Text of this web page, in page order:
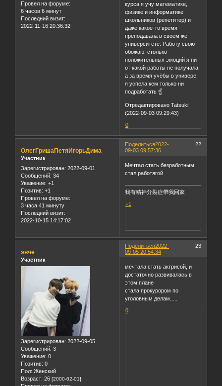
Провел на форуме:
6 часов 6 минут
Последний визит:
2022-11-16 20:36:32
курса я учу математике,
физике и информатике
школьников (репетитор) и
даже какое-то время
преподавала в своем же
университете. Работу свою
обожаю, столько
положительных эмоций я ни
от какой работы не получала,
а за время учёбы в универе,
я успела кем только ни
подработать ☝️
Отредактировано Tatsuki
(2022-09-03 09:29:43)
0
Поделиться 22
2022-
09-03 09:57:36
ОлегГришаПетяИгорьДима
Участник
Зарегистрирован: 2022-09-01
Сообщений: 34
Уважение: +1
Позитив: +1
Провел на форуме:
3 часа 41 минуту
Последний визит:
2022-10-15 14:17:02
Мечтал стать безработным,
стал работягой
我有精神分裂症帶我回家
+1
Поделиться 23
2022-
09-05 20:54:34
эвче
Участник
Зарегистрирован: 2022-09-05
Сообщений: 3
Уважение: 0
Позитив: 0
Пол: Женский
Возраст: 26 [2000-02-01]
мечтала стать актрисой, и
достаточно развивалась в
этом плане
стала прокурором по
уголовным делам.....
0